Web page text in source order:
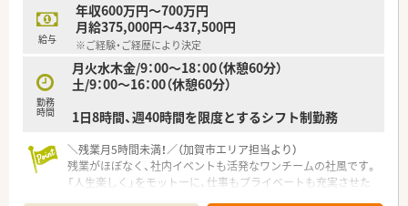
【こんな取り組みをしています】
■Uターン・Iターン希望者を歓迎しており、住居に関する手厚い
サポート体制を整えています。
■地域の薬剤師会に加入しており、最新の医療情報を得たり研修
に参加する機会があります。
師としての成長を応援します。
給与
年収600万円～700万円
月給375,000円～437,500円
※ご経験・ご経歴により決定
勤務
時間
月火水木金/9：00～18：00（休憩60分）
土/9：00～16：00（休憩60分）
1日8時間、週40時間を限度とするシフト制勤務
＼残業月5時間未満！／（加賀市エリア担当より）
残業がほぼなく、社内イベントも活発なワンチームの社風です。
「人生楽しく」をモットーに、仕事もプライベートも充実させた